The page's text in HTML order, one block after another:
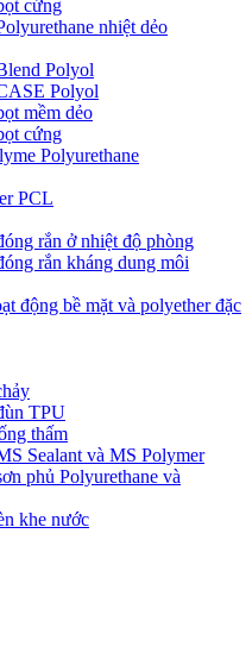
cứng
nhiệt dẻo
Polyol
Polyol
mềm dẻo
cứng
Polyurethane
PCL
rắn ở nhiệt độ phòng
rắn kháng dung môi
động bề mặt và polyether đặc
TPU
thấm
Sealant và MS Polymer
phủ Polyurethane và
khe nước